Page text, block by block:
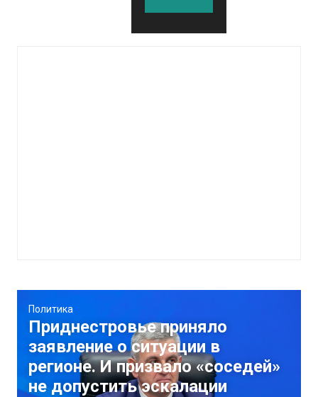
Политика
Приднестровье приняло
заявление о ситуации в
регионе. И призвало «соседей»
не допустить эскалации